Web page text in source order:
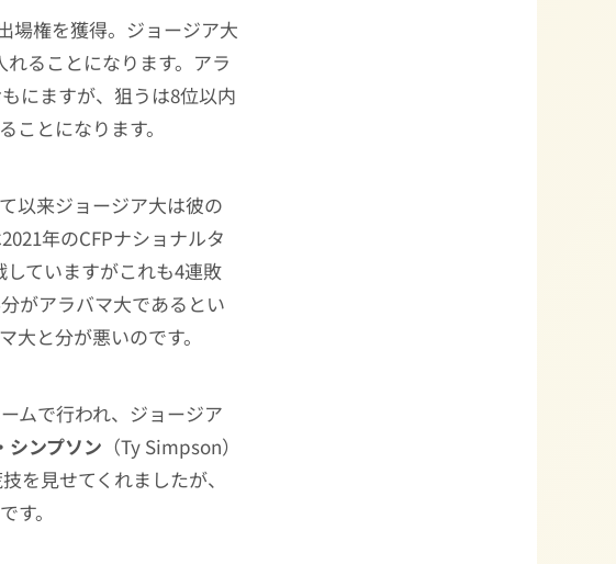
場権を獲得。ジョージア大
ることになります。アラ
にますが、狙うは8位以内
とになります。
以来ジョージア大は彼の
年のCFPナショナルタ
ていますがこれも4連敗
がアラバマ大であるとい
と分が悪いのです。
ムで行われ、ジョージア
シンプソン （Ty Simpson）
を見せてくれましたが、
す。